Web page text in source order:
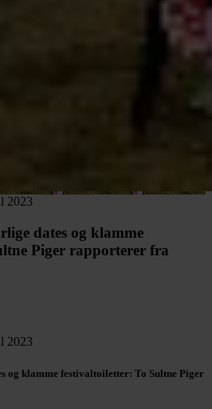
2023
dates og klamme
Piger rapporterer fra
2023
og klamme festivaltoiletter: To Sultne Piger